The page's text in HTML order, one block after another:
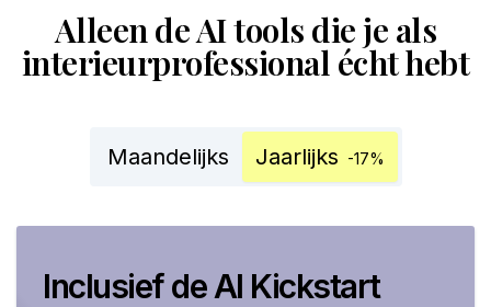
Alleen de AI tools die je als
interieurprofessional écht hebt
Maandelijks Jaarlijks -17%
Inclusief de AI Kickstart